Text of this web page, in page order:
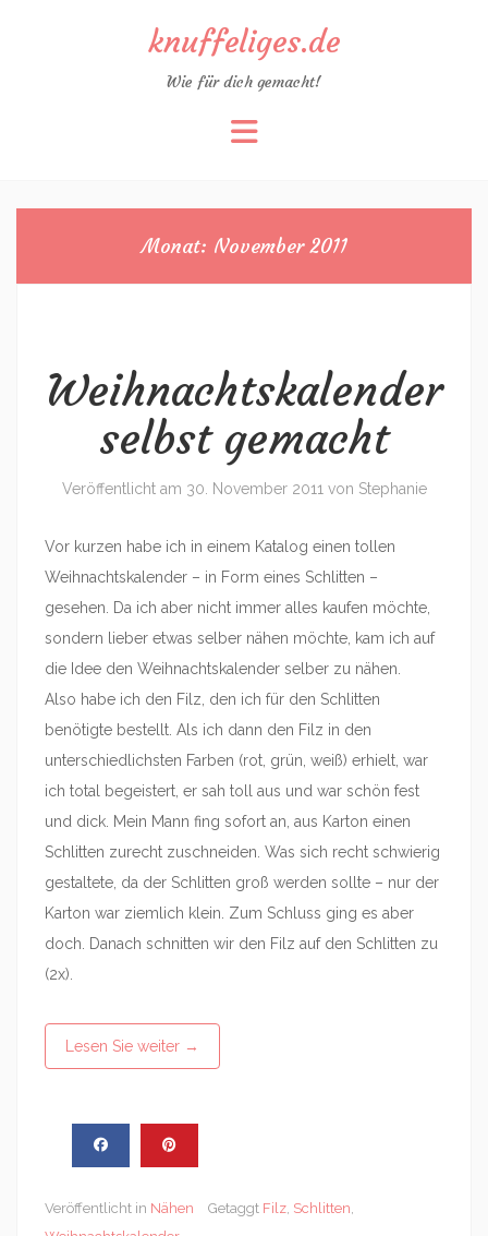
knuffeliges.de
Wie für dich gemacht!
Monat: November 2011
Weihnachtskalender
selbst gemacht
Veröffentlicht am 30. November 2011 von Stephanie
Vor kurzen habe ich in einem Katalog einen tollen
Weihnachtskalender – in Form eines Schlitten –
gesehen. Da ich aber nicht immer alles kaufen möchte,
sondern lieber etwas selber nähen möchte, kam ich auf
die Idee den Weihnachtskalender selber zu nähen.
Also habe ich den Filz, den ich für den Schlitten
benötigte bestellt. Als ich dann den Filz in den
unterschiedlichsten Farben (rot, grün, weiß) erhielt, war
ich total begeistert, er sah toll aus und war schön fest
und dick. Mein Mann fing sofort an, aus Karton einen
Schlitten zurecht zuschneiden. Was sich recht schwierig
gestaltete, da der Schlitten groß werden sollte – nur der
Karton war ziemlich klein. Zum Schluss ging es aber
doch. Danach schnitten wir den Filz auf den Schlitten zu
(2x).
Lesen Sie weiter →
Veröffentlicht in Nähen Getaggt Filz, Schlitten,